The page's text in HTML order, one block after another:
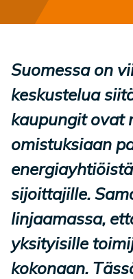
Suomessa on
keskustelua
kaupungit ovat
omistuksiaan
sijoittajille.
linjaamassa,
yksityisille
kokonaan.